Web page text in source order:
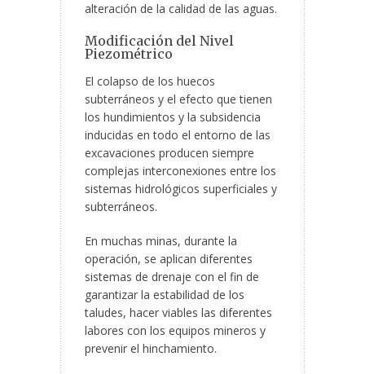
alteración de la calidad de las aguas.
Modificación del Nivel
Piezométrico
El colapso de los huecos
subterráneos y el efecto que tienen
los hundimientos y la subsidencia
inducidas en todo el entorno de las
excavaciones producen siempre
complejas interconexiones entre los
sistemas hidrológicos superficiales y
subterráneos.
En muchas minas, durante la
operación, se aplican diferentes
sistemas de drenaje con el fin de
garantizar la estabilidad de los
taludes, hacer viables las diferentes
labores con los equipos mineros y
prevenir el hinchamiento.